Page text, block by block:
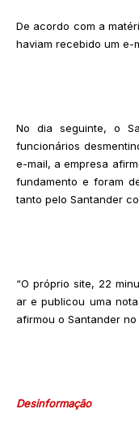
De acordo com a
haviam recebido um e-
No dia seguinte, o
funcionários
e-mail, a empresa
fundamento e foram
tanto pelo Santander
“O próprio site, 22
ar e publicou uma
afirmou o Santander
Desinformação